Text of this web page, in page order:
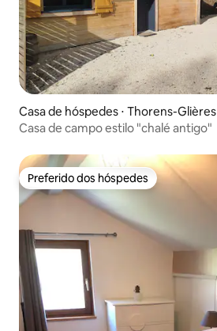
Casa de hóspedes ⋅ Thorens-Glières
Casa de campo estilo "chalé antigo"
Preferido dos hóspedes
Preferido dos hóspedes